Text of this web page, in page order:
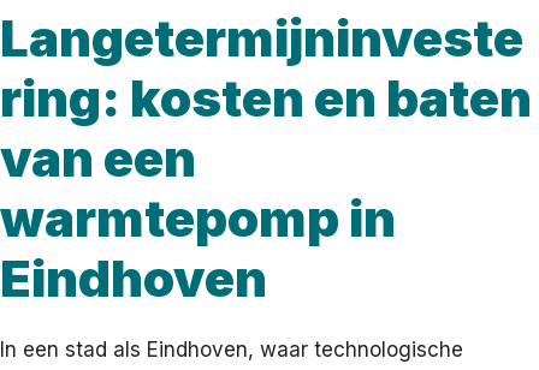
Langetermijninveste
ring: kosten en baten
van een
warmtepomp in
Eindhoven
In een stad als Eindhoven, waar technologische